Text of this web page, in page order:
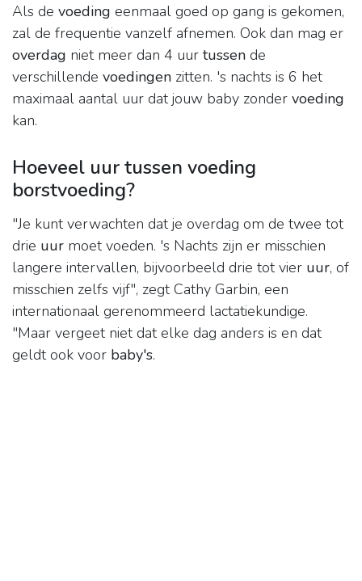
Als de voeding eenmaal goed op gang is gekomen,
zal de frequentie vanzelf afnemen. Ook dan mag er
overdag niet meer dan 4 uur tussen de
verschillende voedingen zitten. 's nachts is 6 het
maximaal aantal uur dat jouw baby zonder voeding
kan.
Hoeveel uur tussen voeding
borstvoeding?
"Je kunt verwachten dat je overdag om de twee tot
drie uur moet voeden. 's Nachts zijn er misschien
langere intervallen, bijvoorbeeld drie tot vier uur, of
misschien zelfs vijf", zegt Cathy Garbin, een
internationaal gerenommeerd lactatiekundige.
"Maar vergeet niet dat elke dag anders is en dat
geldt ook voor baby's.